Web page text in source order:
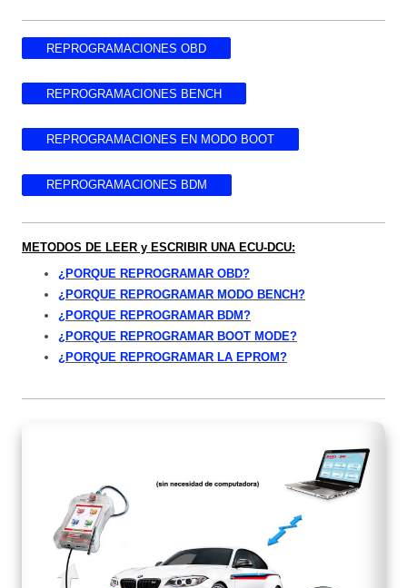
REPROGRAMACIONES OBD
REPROGRAMACIONES BENCH
REPROGRAMACIONES EN MODO BOOT
REPROGRAMACIONES BDM
METODOS DE LEER y ESCRIBIR UNA ECU-DCU:
¿PORQUE REPROGRAMAR OBD?
¿PORQUE REPROGRAMAR MODO BENCH?
¿PORQUE REPROGRAMAR BDM?
¿PORQUE REPROGRAMAR BOOT MODE?
¿PORQUE REPROGRAMAR LA EPROM?